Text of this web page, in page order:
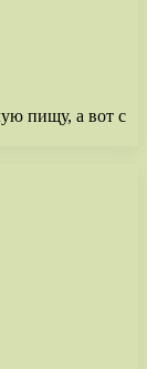
пищу, а вот с